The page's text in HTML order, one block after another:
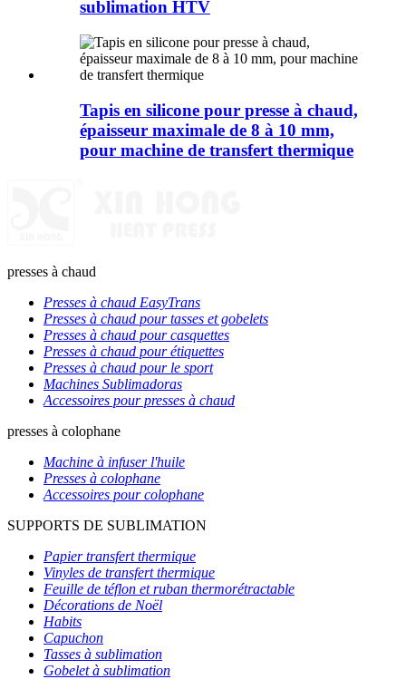
sublimation HTV
Tapis en silicone pour presse à chaud,
épaisseur maximale de 8 à 10 mm,
pour machine de transfert thermique
presses à chaud
Presses à chaud EasyTrans
Presses à chaud pour tasses et gobelets
Presses à chaud pour casquettes
Presses à chaud pour étiquettes
Presses à chaud pour le sport
Machines Sublimadoras
Accessoires pour presses à chaud
presses à colophane
Machine à infuser l'huile
Presses à colophane
Accessoires pour colophane
SUPPORTS DE SUBLIMATION
Papier transfert thermique
Vinyles de transfert thermique
Feuille de téflon et ruban thermorétractable
Décorations de Noël
Habits
Capuchon
Tasses à sublimation
Gobelet à sublimation